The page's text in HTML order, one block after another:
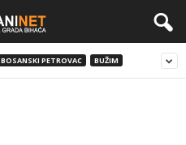
BOSANSKI PETROVAC BUŽIM